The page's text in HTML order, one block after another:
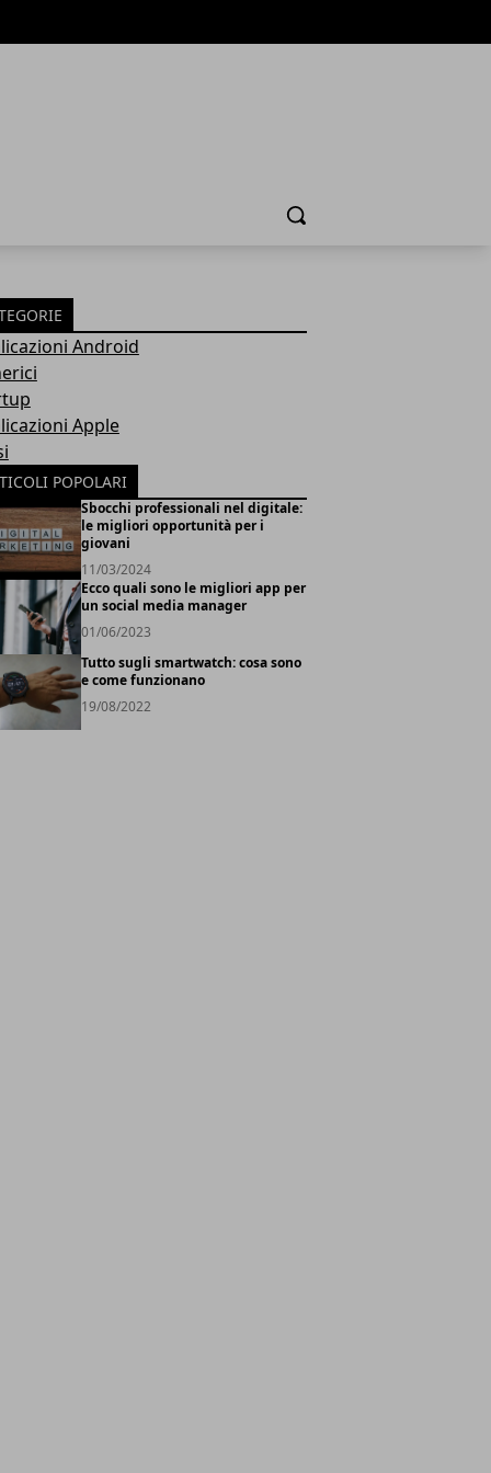
Cerca
Android
Apple
POPOLARI
Sbocchi professionali nel digitale:
le migliori opportunità per i
giovani
11/03/2024
Ecco quali sono le migliori app per
un social media manager
01/06/2023
Tutto sugli smartwatch: cosa sono
e come funzionano
19/08/2022